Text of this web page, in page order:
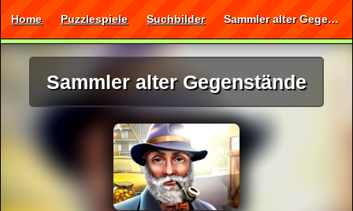
Home Puzzlespiele Suchbilder Sammler alter Gegenstände
Sammler alter Gegenstände